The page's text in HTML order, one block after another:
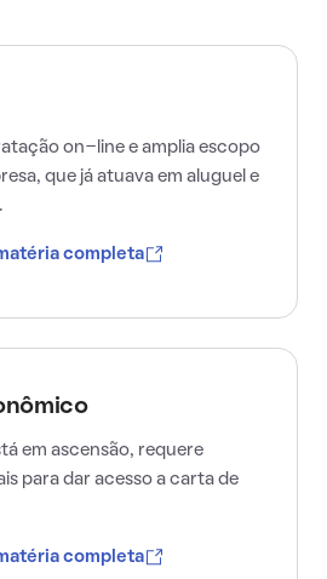
on-line e amplia escopo
que já atuava em aluguel e
completa
em ascensão, requere
para dar acesso a carta de
completa